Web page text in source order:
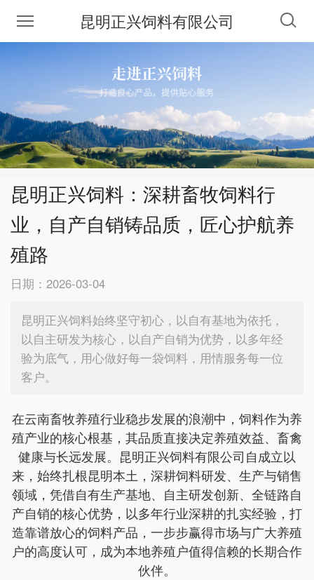
昆明正兴饲料有限公司
昆明正兴饲料：深耕畜牧饲料行
业，自产自销铸品质，匠心护航养
殖路
日期：2026-03-04
昆明正兴饲料始终坚守初心，以自有基地为依托，
以自主研发为核心，以自产自销为优势，以多年经
验为底气，用心做好每一袋饲料，用情服务每一位
客户。
在云南畜牧养殖行业稳步发展的浪潮中，饲料作为养
殖产业的核心根基，其品质直接决定养殖效益、畜禽
健康与长远发展。昆明正兴饲料有限公司自成立以
来，始终扎根昆明本土，深耕饲料研发、生产与销售
领域，凭借自有生产基地、自主研发创新、全链路自
产自销的核心优势，以多年行业深耕的扎实经验，打
造靠谱放心的饲料产品，一步步赢得市场与广大养殖
户的高度认可，成为本地养殖户值得信赖的长期合作
伙伴。